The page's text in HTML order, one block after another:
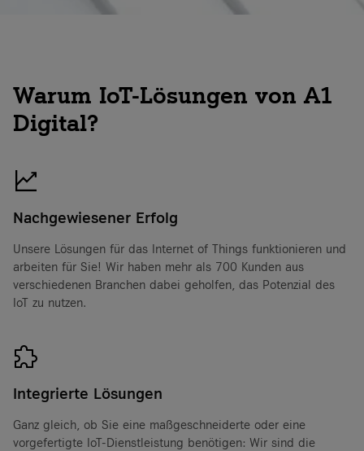
Nutzen Sie das volle Potenzial Ihrer
Unternehmensressourcen, indem Sie
alles miteinander verbinden: von
Wasserhydranten über Halsbänder für
Haustiere bis zu
Produktionsmaschinen. Als IoT-Cloud-
Ihre neue Anwendung von Grund auf
schlüsselfertigen IoT-Cloud-Lösungen
zu entwickeln.
Warum IoT-Lösungen von A1
Digital?
Nachgewiesener Erfolg
Unsere Lösungen für das Internet of Things funktionieren und
arbeiten für Sie! Wir haben mehr als 700 Kunden aus
verschiedenen Branchen dabei geholfen, das Potenzial des
IoT zu nutzen.
Integrierte Lösungen
Ganz gleich, ob Sie eine maßgeschneiderte oder eine
vorgefertigte IoT-Dienstleistung benötigen: Wir sind die